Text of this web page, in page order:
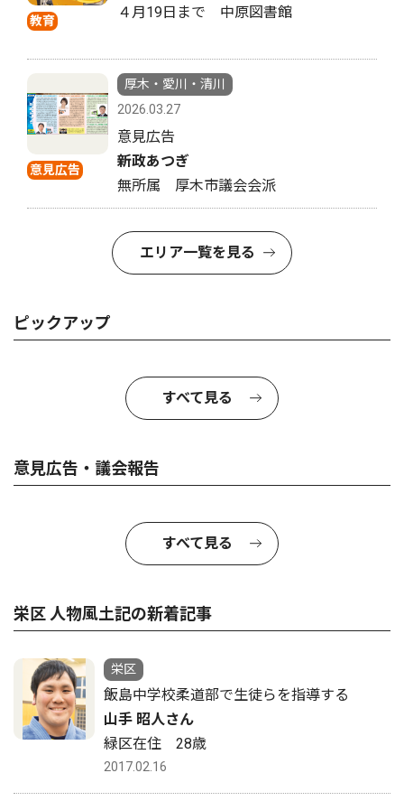
教育
４月19日まで 中原図書館
意見広告
厚木・愛川・清川
2026.03.27
意見広告
新政あつぎ
無所属 厚木市議会会派
エリア一覧を見る
ピックアップ
すべて見る
意見広告・議会報告
すべて見る
栄区 人物風土記の新着記事
栄区
飯島中学校柔道部で生徒らを指導する
山手 昭人さん
緑区在住 28歳
2017.02.16